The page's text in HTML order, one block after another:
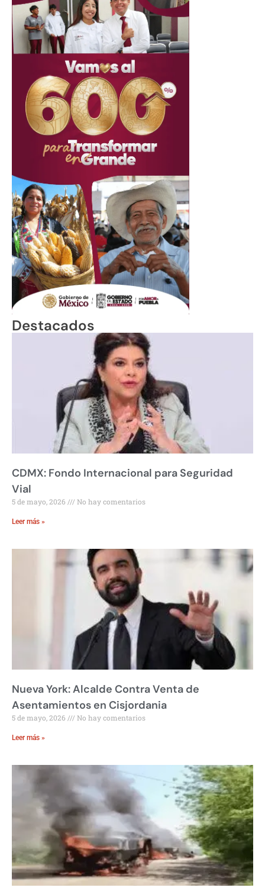
Destacados
CDMX: Fondo Internacional para Seguridad
Vial
5 de mayo, 2026 No hay comentarios
Leer más »
Nueva York: Alcalde Contra Venta de
Asentamientos en Cisjordania
5 de mayo, 2026 No hay comentarios
Leer más »